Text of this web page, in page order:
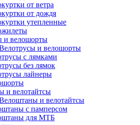
от ветра
от дождя
утепленные
и велошорты
и велошорты
с лямками
без лямок
лайнеры
и велотайтсы
и велотайтсы
с памперсом
для МТБ